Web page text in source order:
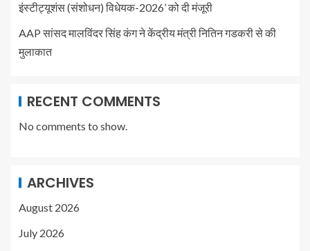
इंस्टीट्यूशंस (संशोधन) विधेयक-2026’ को दी मंजूरी
AAP सांसद मालविंदर सिंह कंग ने केंद्रीय मंत्री नितिन गडकरी से की
मुलाकात
RECENT COMMENTS
No comments to show.
ARCHIVES
August 2026
July 2026